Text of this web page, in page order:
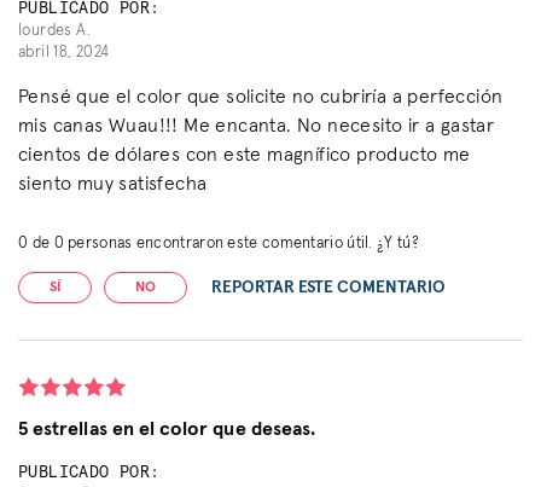
PUBLICADO POR:
lourdes A.
abril 18, 2024
Pensé que el color que solicite no cubriría a perfección
mis canas Wuau!!! Me encanta. No necesito ir a gastar
cientos de dólares con este magnífico producto me
siento muy satisfecha
0 de 0 personas encontraron este comentario útil. ¿Y tú?
SÍ NO REPORTAR ESTE COMENTARIO
5 estrellas en el color que deseas.
PUBLICADO POR: